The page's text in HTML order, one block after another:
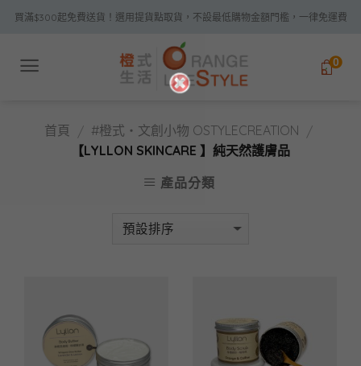
Skip買滿$300起免費送貨！選用提貨點取貨，不設最低購物金額門檻，一律免運費
0
首頁 / #橙式・文創小物 OSTYLECREATION /
【LYLLON SKINCARE 】純天然護膚品
產品分類